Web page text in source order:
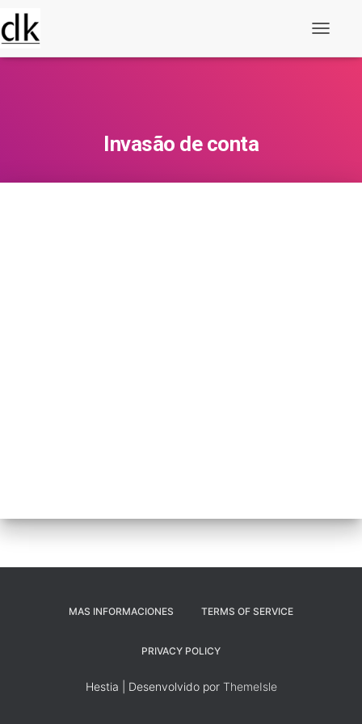
Invasão de conta
MAS INFORMACIONES TERMS OF SERVICE
PRIVACY POLICY
Hestia | Desenvolvido por ThemeIsle